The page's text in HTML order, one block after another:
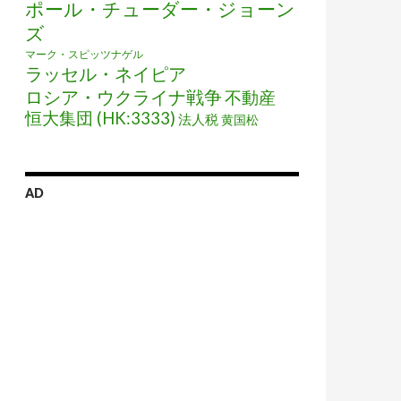
ポール・チューダー・ジョーン
ズ
マーク・スピッツナゲル
ラッセル・ネイピア
ロシア・ウクライナ戦争不動産
恒大集団 (HK:3333) 法人税黄国松
AD